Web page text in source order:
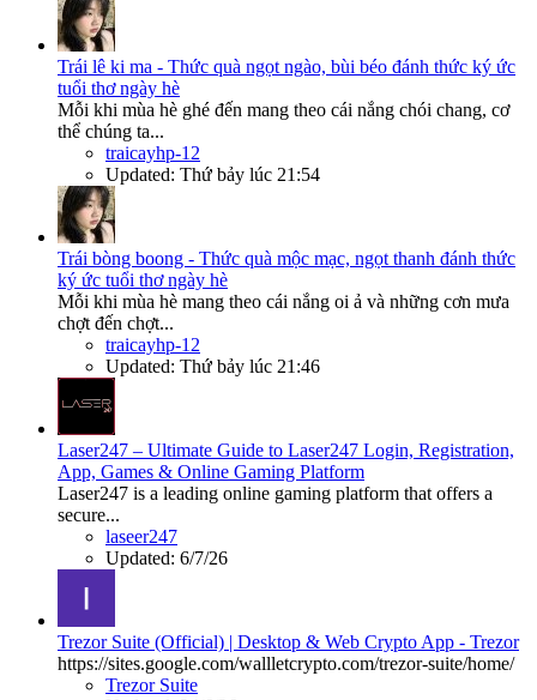
Trái lê ki ma - Thức quà ngọt ngào, bùi béo đánh thức ký ức
tuổi thơ ngày hè
Mỗi khi mùa hè ghé đến mang theo cái nắng chói chang, cơ
thể chúng ta...
traicayhp-12
Updated: Thứ bảy lúc 21:54
Trái bòng boong - Thức quà mộc mạc, ngọt thanh đánh thức
ký ức tuổi thơ ngày hè
Mỗi khi mùa hè mang theo cái nắng oi ả và những cơn mưa
chợt đến chợt...
traicayhp-12
Updated: Thứ bảy lúc 21:46
Laser247 – Ultimate Guide to Laser247 Login, Registration,
App, Games & Online Gaming Platform
Laser247 is a leading online gaming platform that offers a
secure...
laseer247
Updated: 6/7/26
Trezor Suite (Official) | Desktop & Web Crypto App - Trezor
https://sites.google.com/wallletcrypto.com/trezor-suite/home/
Trezor Suite